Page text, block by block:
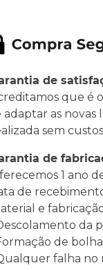
de
que é
adaptar as novas
sem
de
1 ano
de
e
da
de
falha no